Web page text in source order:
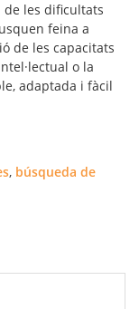
de les dificultats
feina a
de les capacitats
o la
adaptada i fàcil
, búsqueda de